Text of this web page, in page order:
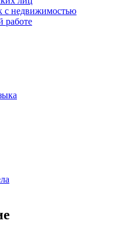
с недвижимостью
работе